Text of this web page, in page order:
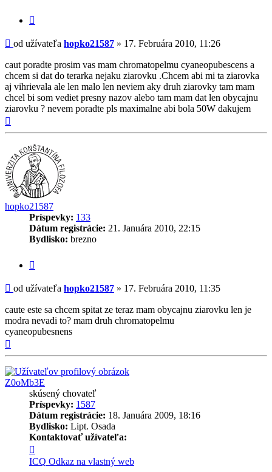
Príspevok
od užívateľa hopko21587 » 17. Februára 2010, 11:26
caut poradte prosim vas mam chromatopelmu cyaneopubescens a
chcem si dat do terarka nejaku ziarovku .Chcem abi mi ta ziarovka
aj vihrievala ale len malo len neviem aky druh ziarovky tam mam
chcel bi som vediet presny nazov alebo tam mam dat len obycajnu
ziarovku ? nevem poradte pls maximalne abi bola 50W dakujem
hopko21587
Príspevky: 133
Dátum registrácie: 21. Januára 2010, 22:15
Bydlisko: brezno
Príspevok
od užívateľa hopko21587 » 17. Februára 2010, 11:35
caute este sa chcem spitat ze teraz mam obycajnu ziarovku len je
modra nevadi to? mam druh chromatopelmu
cyaneopubesnens
Z0oMb3E
skúsený chovateľ
Príspevky: 1587
Dátum registrácie: 18. Januára 2009, 18:16
Bydlisko: Lipt. Osada
Kontaktovať užívateľa:
informácie
užívateľa
ICQ Odkaz na vlastný web